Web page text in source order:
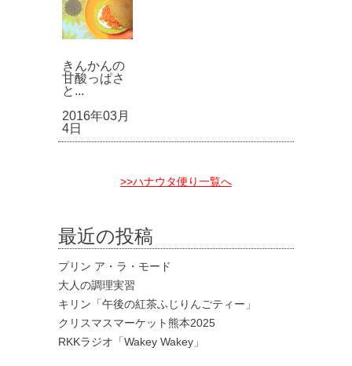
きんかんの
甘酸っぱさ
と...
2016年03月
4日
>>ハナウタ便り一覧へ
最近の投稿
プリン ア・ラ・モード
大人の調理実習
キリン「午後の紅茶ふじりんごティー」
クリスマスマーケット熊本2025
RKKラジオ「Wakey Wakey」